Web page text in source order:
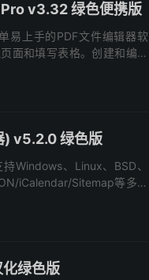
v3.32 绿色便携版
易上手的PDF文件编辑器软
面和填写表格。创建和编辑
v5.2.0 绿色版
Windows、Linux、BSD、
iCalendar/Sitemap等多种
绿色版